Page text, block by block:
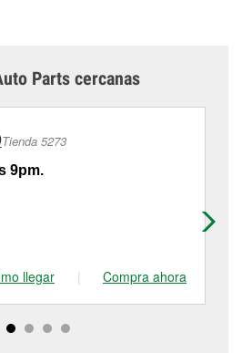
Parts cercanas
Tienda 5273
9pm.
llegar | Compra ahora